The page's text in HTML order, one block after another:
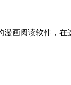
阅读软件，在